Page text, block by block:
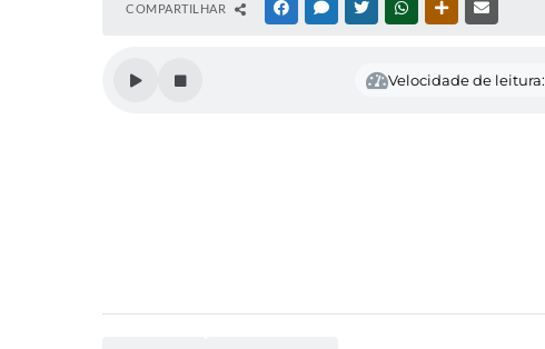
COMPARTILHAR FACEBOOKMESSENGER
TWITTERWHATSAPPOUTRAS MÍDIAS
Velocidade de leitura: